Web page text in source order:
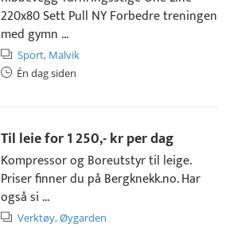
220x80 Sett Pull NY Forbedre treningen
med gymn ...
Sport, Malvik
Én dag siden
Til leie for1 250,- krper dag
Kompressor og Boreutstyr til leige.
Priser finner du på Bergknekk.no. Har
også si ...
Verktøy,Øygarden